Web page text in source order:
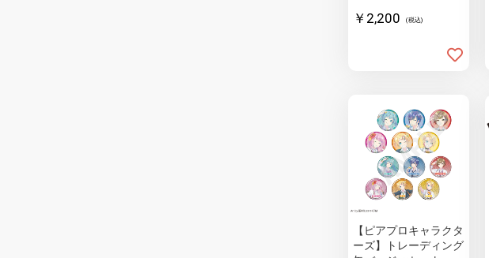
￥2,200 (税込)
【ピアプロキャラクタ
ーズ】トレーディング